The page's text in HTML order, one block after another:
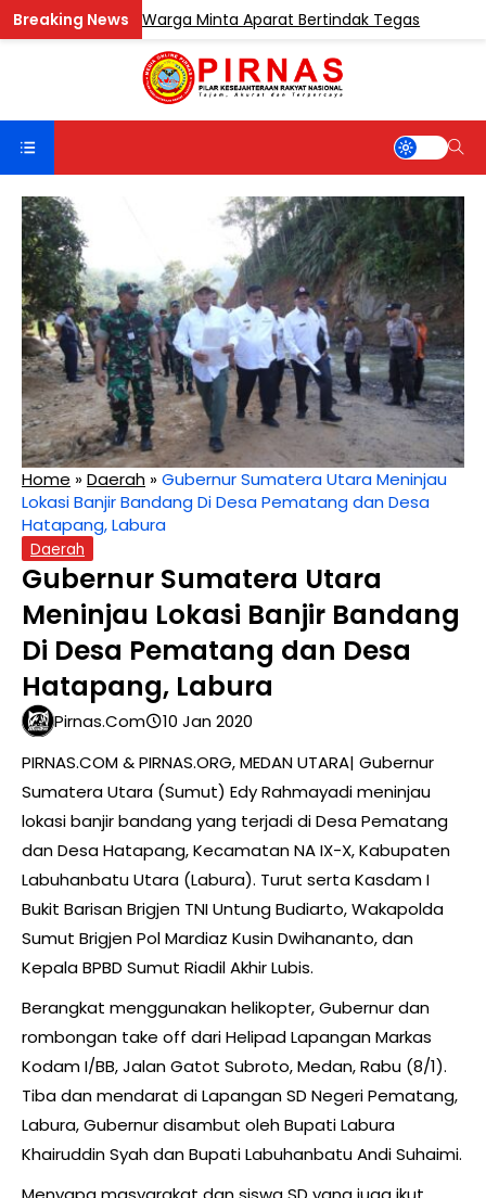
Sentosa, Warga Minta Aparat Bertindak Tegas
Home »Daerah »Gubernur Sumatera Utara Meninjau
Lokasi Banjir Bandang Di Desa Pematang dan Desa
Hatapang, Labura
Daerah
Gubernur Sumatera Utara
Meninjau Lokasi Banjir Bandang
Di Desa Pematang dan Desa
Hatapang, Labura
Pirnas.com
10 Jan 2020
PIRNAS.COM & PIRNAS.ORG, MEDAN UTARA| Gubernur
Sumatera Utara (Sumut) Edy Rahmayadi meninjau
lokasi banjir bandang yang terjadi di Desa Pematang
dan Desa Hatapang, Kecamatan NA IX-X, Kabupaten
Labuhanbatu Utara (Labura). Turut serta Kasdam I
Bukit Barisan Brigjen TNI Untung Budiarto, Wakapolda
Sumut Brigjen Pol Mardiaz Kusin Dwihananto, dan
Kepala BPBD Sumut Riadil Akhir Lubis.
Berangkat menggunakan helikopter, Gubernur dan
rombongan take off dari Helipad Lapangan Markas
Kodam I/BB, Jalan Gatot Subroto, Medan, Rabu (8/1).
Tiba dan mendarat di Lapangan SD Negeri Pematang,
Labura, Gubernur disambut oleh Bupati Labura
Khairuddin Syah dan Bupati Labuhanbatu Andi Suhaimi.